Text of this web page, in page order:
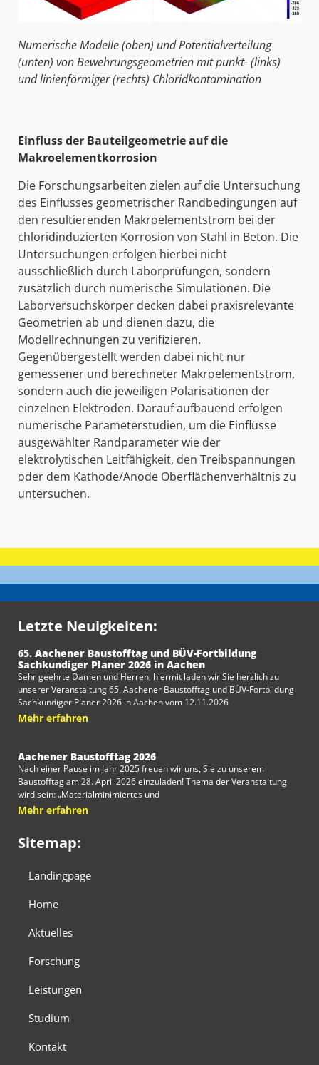
Numerische Modelle (oben) und Potentialverteilung
(unten) von Bewehrungsgeometrien mit punkt- (links)
und linienförmiger (rechts) Chloridkontamination
Einfluss der Bauteilgeometrie auf die
Makroelementkorrosion
Die Forschungsarbeiten zielen auf die Untersuchung
des Einflusses geometrischer Randbedingungen auf
den resultierenden Makroelementstrom bei der
chloridinduzierten Korrosion von Stahl in Beton. Die
Untersuchungen erfolgen hierbei nicht
ausschließlich durch Laborprüfungen, sondern
zusätzlich durch numerische Simulationen. Die
Laborversuchskörper decken dabei praxisrelevante
Geometrien ab und dienen dazu, die
Modellrechnungen zu verifizieren.
Gegenübergestellt werden dabei nicht nur
gemessener und berechneter Makroelementstrom,
sondern auch die jeweiligen Polarisationen der
einzelnen Elektroden. Darauf aufbauend erfolgen
numerische Parameterstudien, um die Einflüsse
ausgewählter Randparameter wie der
elektrolytischen Leitfähigkeit, den Treibspannungen
oder dem Kathode/Anode Oberflächenverhältnis zu
untersuchen.
Letzte Neuigkeiten:
65. Aachener Baustofftag und BÜV-Fortbildung
Sachkundiger Planer 2026 in Aachen
Sehr geehrte Damen und Herren, hiermit laden wir Sie herzlich zu
unserer Veranstaltung 65. Aachener Baustofftag und BÜV-Fortbildung
Sachkundiger Planer 2026 in Aachen vom 12.11.2026
Mehr erfahren
Aachener Baustofftag 2026
Nach einer Pause im Jahr 2025 freuen wir uns, Sie zu unserem
Baustofftag am 28. April 2026 einzuladen! Thema der Veranstaltung
wird sein: „Materialminimiertes und
Mehr erfahren
Sitemap:
Landingpage
Home
Aktuelles
Forschung
Leistungen
Studium
Kontakt